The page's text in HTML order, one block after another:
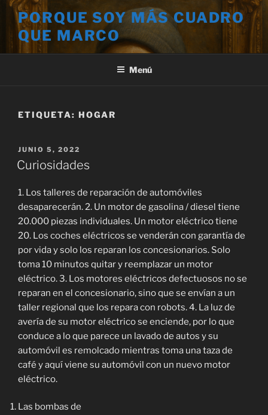
Saltar
contenido
PORQUE SOY MÁS CUADRO
QUE MARCO
Menú
ETIQUETA: HOGAR
PUBLICADO
EL
JUNIO 5, 2022
Curiosidades
1. Los talleres de reparación de automóviles
desaparecerán. 2. Un motor de gasolina / diesel tiene
20.000 piezas individuales. Un motor eléctrico tiene
20. Los coches eléctricos se venderán con garantía de
por vida y solo los reparan los concesionarios. Solo
toma 10 minutos quitar y reemplazar un motor
eléctrico. 3. Los motores eléctricos defectuosos no se
reparan en el concesionario, sino que se envían a un
taller regional que los repara con robots. 4. La luz de
avería de su motor eléctrico se enciende, por lo que
conduce a lo que parece un lavado de autos y su
automóvil es remolcado mientras toma una taza de
café y aquí viene su automóvil con un nuevo motor
eléctrico.
Las bombas de